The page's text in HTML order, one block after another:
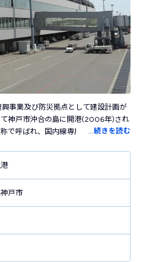
事業及び防災拠点として建設計画が
神戸市沖合の島に開港(2006年)され
で呼ばれ、国内線専用空港として運
り、主に近隣アジア方面への航路が
の主要都市として発展している神戸
きな特徴で、三宮~神戸空港間の所要
とが可能です。大阪の2空港と比較す
主要駅からのアクセスの良さは神戸
続きを読む
戸市